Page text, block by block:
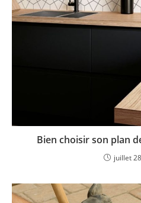
Bien choisir son plan
juillet